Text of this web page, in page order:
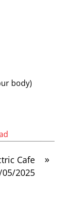
body)
»
Cafe
05/2025